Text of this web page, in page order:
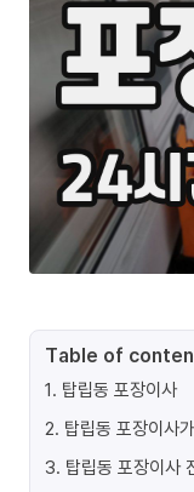
Table of
1. 탑립동 포장이사
2. 탑립동 포장이사
3. 탑립동 포장이사